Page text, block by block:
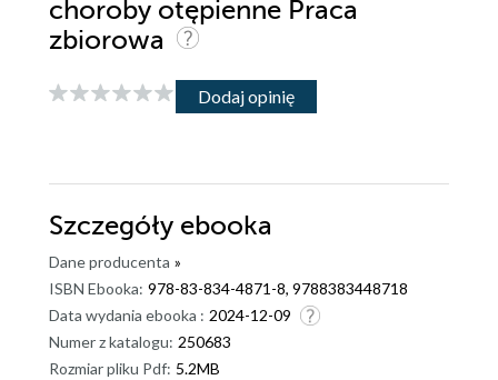
choroby otępienne Praca
zbiorowa
Dodaj opinię
Szczegóły ebooka
Dane producenta »
ISBN Ebooka: 978-83-834-4871-8, 9788383448718
Data wydania ebooka : 2024-12-09
Numer z katalogu: 250683
Rozmiar pliku Pdf: 5.2MB